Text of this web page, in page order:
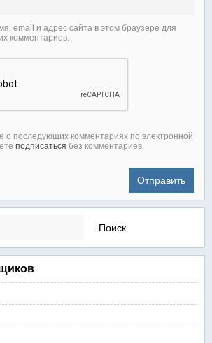
email и адрес сайта в этом браузере для
комментариев.
о последующих комментариях по электронной
подписаться без комментариев.
Найти: